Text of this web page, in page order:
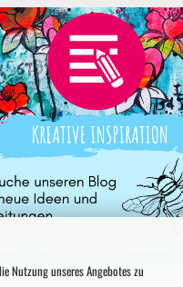
Nutzung unseres Angebotes zu